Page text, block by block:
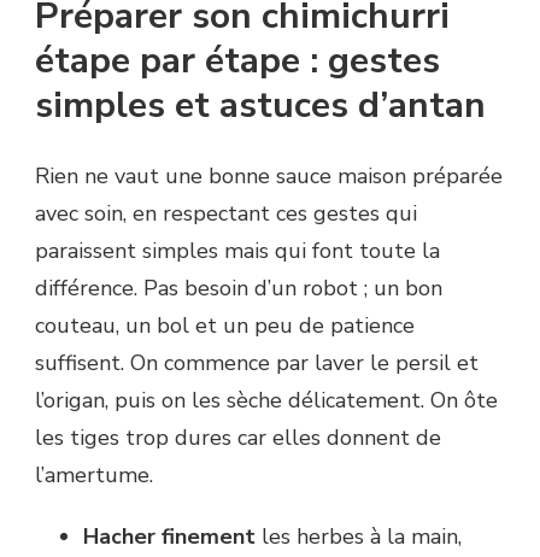
Préparer son chimichurri
étape par étape : gestes
simples et astuces d’antan
Rien ne vaut une bonne sauce maison préparée
avec soin, en respectant ces gestes qui
paraissent simples mais qui font toute la
différence. Pas besoin d’un robot ; un bon
couteau, un bol et un peu de patience
suffisent. On commence par laver le persil et
l’origan, puis on les sèche délicatement. On ôte
les tiges trop dures car elles donnent de
l’amertume.
Hacher finement les herbes à la main,